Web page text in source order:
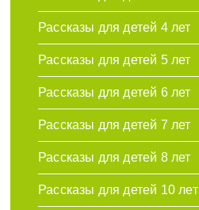
Рассказы для детей 4 лет
Рассказы для детей 5 лет
Рассказы для детей 6 лет
Рассказы для детей 7 лет
Рассказы для детей 8 лет
Рассказы для детей 10 лет